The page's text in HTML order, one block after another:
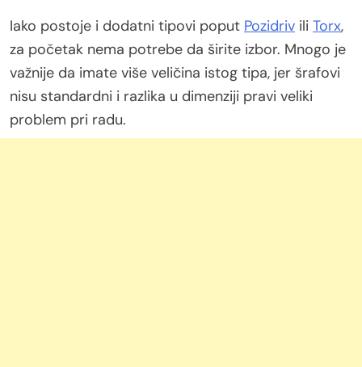
Iako postoje i dodatni tipovi poput Pozidriv ili Torx,
za početak nema potrebe da širite izbor. Mnogo je
važnije da imate više veličina istog tipa, jer šrafovi
nisu standardni i razlika u dimenziji pravi veliki
problem pri radu.